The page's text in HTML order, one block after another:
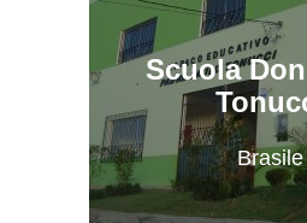
Scuola
Brasile